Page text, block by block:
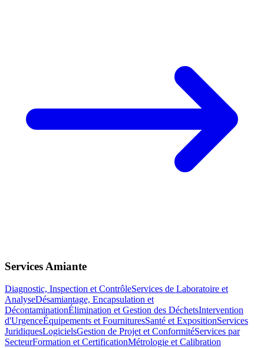
Services Amiante
Diagnostic, Inspection et ContrôleServices de Laboratoire et
AnalyseDésamiantage, Encapsulation et
DécontaminationÉlimination et Gestion des DéchetsIntervention
d'UrgenceÉquipements et FournituresSanté et ExpositionServices
JuridiquesLogicielsGestion de Projet et ConformitéServices par
SecteurFormation et CertificationMétrologie et Calibration